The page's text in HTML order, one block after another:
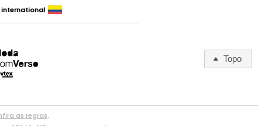
Topo
as regras.